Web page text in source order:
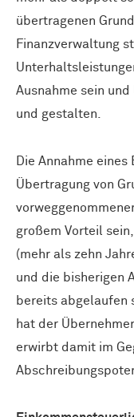
übertragenen
Finanzverwaltung
Ausnahme sein
und gestalten.
Die Annahme
Übertragung von
großem Vorteil
(mehr als zehn
und die bisherigen
bereits abgelaufen
hat der
erwirbt damit im